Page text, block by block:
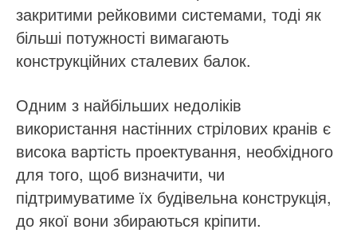
закритими рейковими системами, тоді як
більші потужності вимагають
конструкційних сталевих балок.
Одним з найбільших недоліків
використання настінних стрілових кранів є
висока вартість проектування, необхідного
для того, щоб визначити, чи
підтримуватиме їх будівельна конструкція,
до якої вони збираються кріпити.